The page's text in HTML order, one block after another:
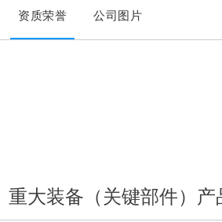
资质荣誉 公司图片
重大装备（关键部件）产